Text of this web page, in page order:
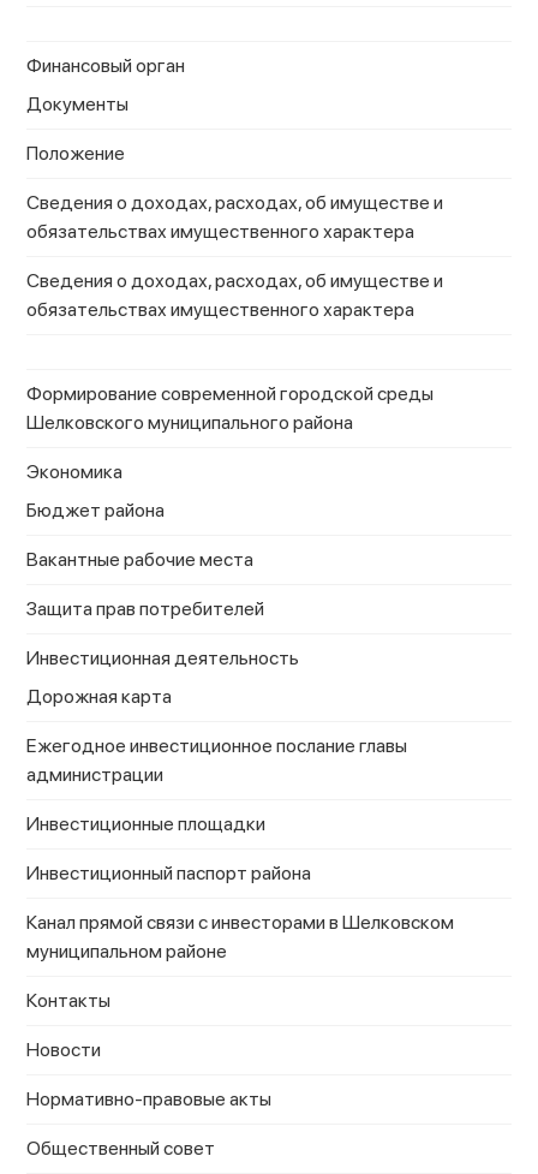
Финансовый орган
Документы
Положение
Сведения о доходах, расходах, об имуществе и
обязательствах имущественного характера
Сведения о доходах, расходах, об имуществе и
обязательствах имущественного характера
Формирование современной городской среды
Шелковского муниципального района
Экономика
Бюджет района
Вакантные рабочие места
Защита прав потребителей
Инвестиционная деятельность
Дорожная карта
Ежегодное инвестиционное послание главы
администрации
Инвестиционные площадки
Инвестиционный паспорт района
Канал прямой связи с инвесторами в Шелковском
муниципальном районе
Контакты
Новости
Нормативно-правовые акты
Общественный совет